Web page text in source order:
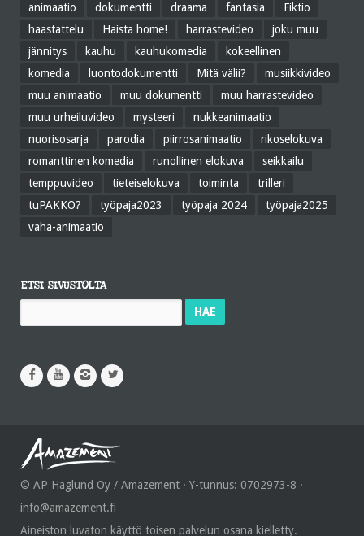
animaatio
dokumentti draama fantasia
Fiktio
haastattelu
Haista home! harrastevideo
joku muu
jännitys
kauhu kauhukomedia
kokeellinen
komedia
luontodokumentti Mitä välii?
musiikkivideo
muu animaatio
muu dokumentti
muu harrastevideo
muu urheiluvideo
mysteeri
nukkeanimaatio
nuorisosarja
parodia piirrosanimaatio
rikoselokuva
romanttinen komedia
runollinen elokuva
seikkailu
temppuvideo
tieteiselokuva toiminta
trilleri
tuPAKKO?
työpaja2023 työpaja 2024
työpaja2025
vaha-animaatio
ETSI SIVUSTOLTA
© AP Haglund Oy / Amazement · Y-tunnus: 0702973-8 ·
info@amazement.fi
Aineiston luvaton käyttö toisen palvelun osana kielletty.